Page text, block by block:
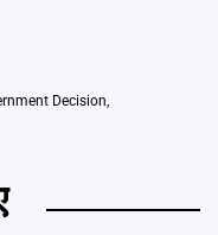
Decision,